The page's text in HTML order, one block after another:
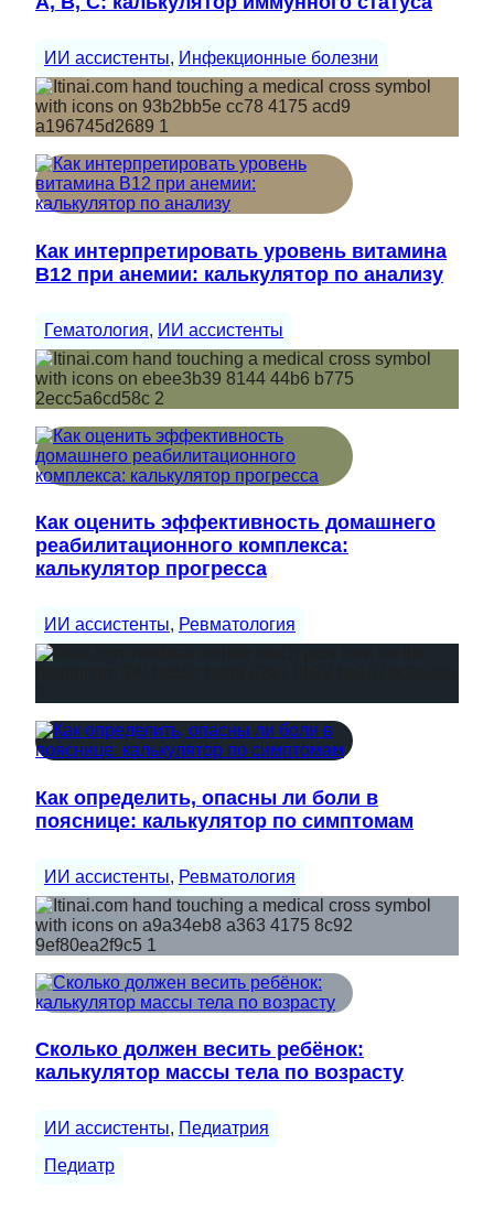
ИИ ассистенты, Инфекционные болезни
Как интерпретировать уровень витамина
B12 при анемии: калькулятор по анализу
Гематология, ИИ ассистенты
Как оценить эффективность домашнего
реабилитационного комплекса:
калькулятор прогресса
ИИ ассистенты, Ревматология
Как определить, опасны ли боли в
пояснице: калькулятор по симптомам
ИИ ассистенты, Ревматология
Сколько должен весить ребёнок:
калькулятор массы тела по возрасту
ИИ ассистенты, Педиатрия
Педиатр